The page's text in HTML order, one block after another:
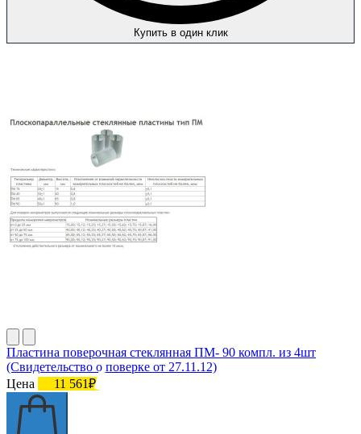
Купить в один клик
Пластина поверочная стеклянная ПМ- 90 компл. из 4шт
(Свидетельство о поверке от 27.11.12)
Цена
11 561₽